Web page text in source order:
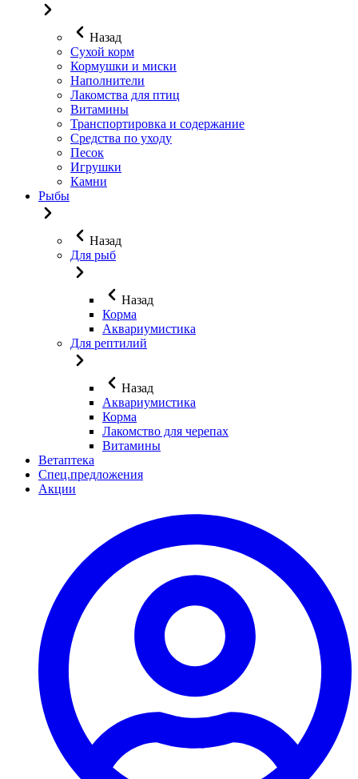
Назад
Сухой корм
Кормушки и миски
Наполнители
Лакомства для птиц
Витамины
Транспортировка и содержание
Средства по уходу
Песок
Игрушки
Камни
Рыбы
Назад
Для рыб
Назад
Корма
Аквариумистика
Для рептилий
Назад
Аквариумистика
Корма
Лакомство для черепах
Витамины
Ветаптека
Спец.предложения
Акции